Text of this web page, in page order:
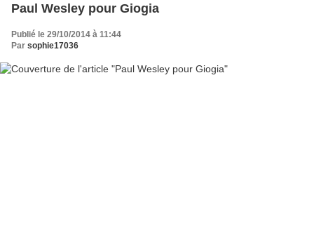
Paul Wesley pour Giogia
Publié le 29/10/2014 à 11:44
Par sophie17036